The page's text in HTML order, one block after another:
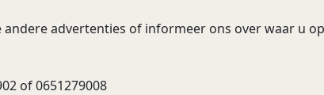
advertenties of informeer ons over waar u
of 0651279008